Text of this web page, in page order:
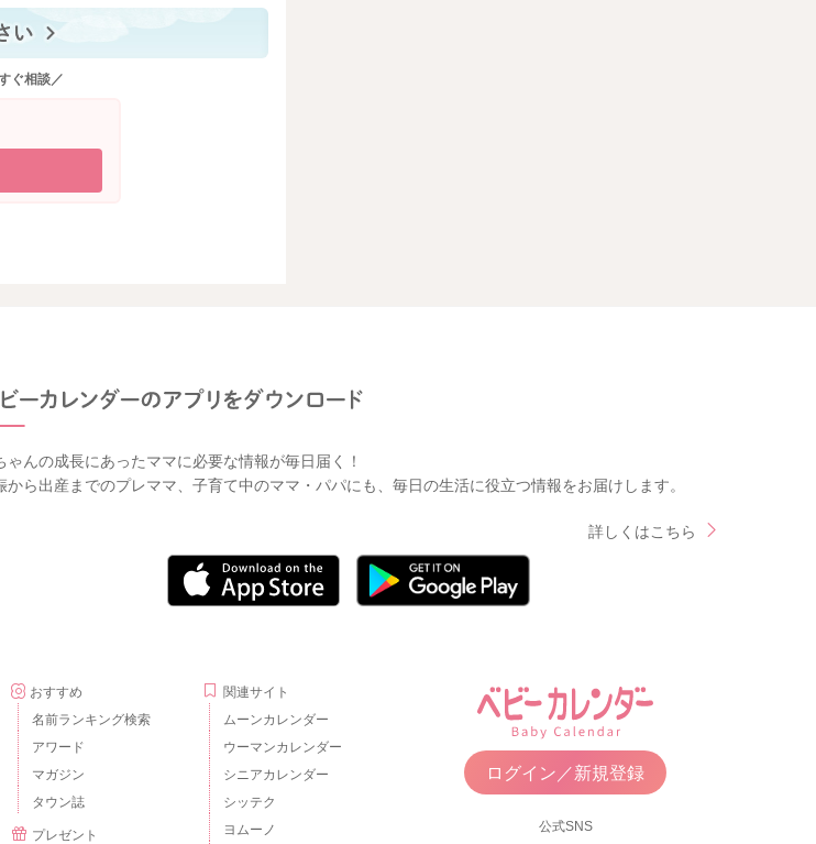
ぐ相談／
ゃんの成長にあったママに必要な情報が毎日届く！
から出産までのプレママ、子育て中のママ・パパにも、毎日の生活に役立つ情報をお届けします。
詳しくはこちら
おすすめ
名前ランキング検索
アワード
マガジン
タウン誌
プレゼント
関連サイト
ムーンカレンダー
ウーマンカレンダー
シニアカレンダー
シッテク
ヨムーノ
ログイン／新規登録
公式SNS